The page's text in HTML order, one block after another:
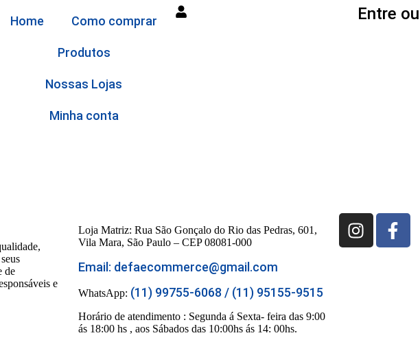
Home Como comprar
Produtos
Nossas Lojas
Minha conta
Entre
de
e
Loja Matriz: Rua São Gonçalo do Rio das Pedras, 601,
Vila Mara, São Paulo – CEP 08081-000
Email: defaecommerce@gmail.com
WhatsApp: (11) 99755-6068 / (11) 95155-9515
Horário de atendimento : Segunda á Sexta- feira das 9:00
ás 18:00 hs , aos Sábados das 10:00hs ás 14: 00hs.